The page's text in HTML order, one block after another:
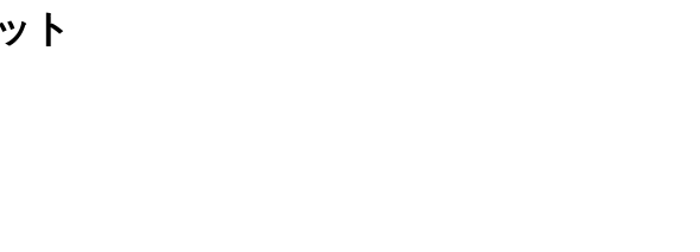
ト